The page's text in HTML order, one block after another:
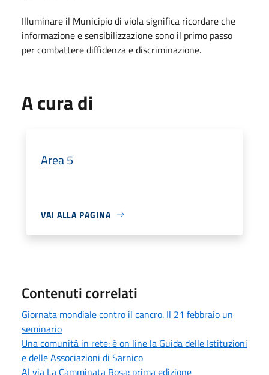
Illuminare il Municipio di viola significa ricordare che
informazione e sensibilizzazione sono il primo passo
per combattere diffidenza e discriminazione.
A cura di
Area 5
VAI ALLA PAGINA
Contenuti correlati
Giornata mondiale contro il cancro. Il 21 febbraio un
seminario
Una comunità in rete: è on line la Guida delle Istituzioni
e delle Associazioni di Sarnico
Al via La Camminata Rosa: prima edizione